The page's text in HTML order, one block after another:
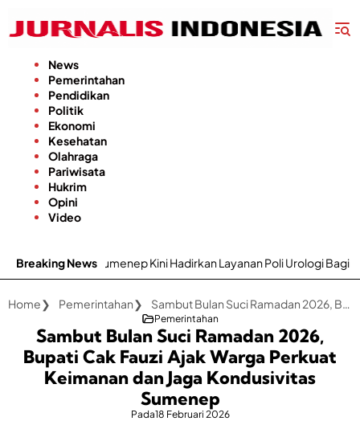
konten
News
Pemerintahan
Pendidikan
Politik
Ekonomi
Kesehatan
Olahraga
Pariwisata
Hukrim
Opini
Video
Breaking News
Kini Hadirkan Layanan Poli Urologi Bagi Peserta BPJS
Home Pemerintahan Sambut Bulan Suci Ramadan 2026, Bupati Cak Fauzi Ajak Warga Perkuat Keimanan dan Jaga Kondusivitas Sumenep
Pemerintahan
Sambut Bulan Suci Ramadan 2026,
Bupati Cak Fauzi Ajak Warga Perkuat
Keimanan dan Jaga Kondusivitas
Sumenep
Pada18 Februari 2026